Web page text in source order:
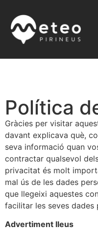
Política
Gràcies per visitar
davant explicava què,
seva informació quan
contractar qualsevol
privacitat és molt
mal ús de les dades
que llegeixi aquestes
facilitar les seves dades
Advertiment lleus